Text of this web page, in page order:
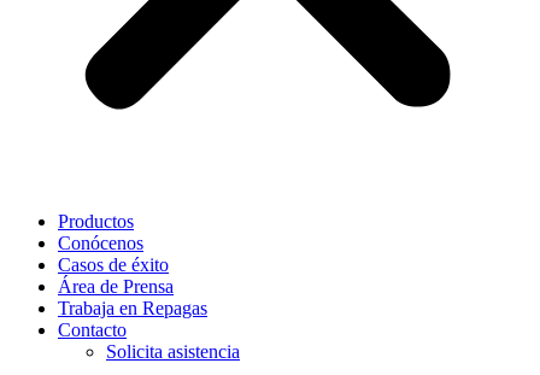
Productos
Conócenos
Casos de éxito
Área de Prensa
Trabaja en Repagas
Contacto
Solicita asistencia